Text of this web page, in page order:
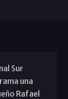
Sur
una
Rafael